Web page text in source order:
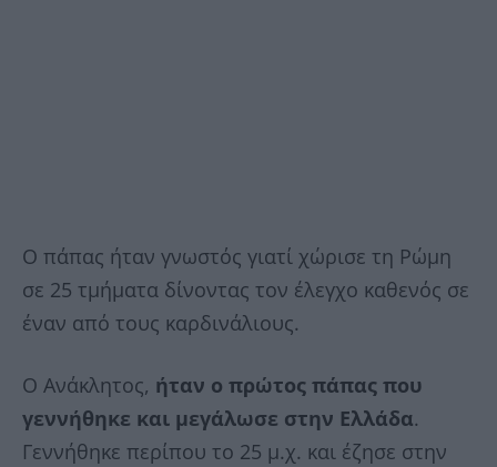
Ο πάπας ήταν γνωστός γιατί χώρισε τη Ρώμη
σε 25 τμήματα δίνοντας τον έλεγχο καθενός σε
έναν από τους καρδινάλιους.
Ο Ανάκλητος, ήταν ο πρώτος πάπας που
γεννήθηκε και μεγάλωσε στην Ελλάδα.
Γεννήθηκε περίπου το 25 μ.χ. και έζησε στην